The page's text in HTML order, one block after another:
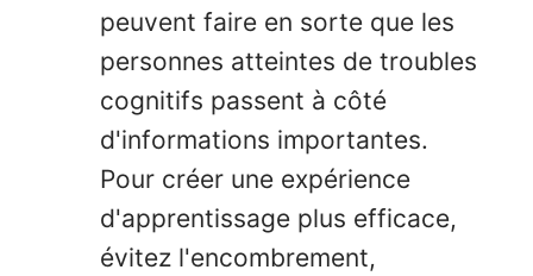
peuvent faire en sorte que les
personnes atteintes de troubles
cognitifs passent à côté
d'informations importantes.
Pour créer une expérience
d'apprentissage plus efficace,
évitez l'encombrement,